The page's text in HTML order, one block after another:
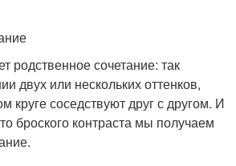
родственное сочетание: так
двух или нескольких оттенков,
круге соседствуют друг с другом. И
броского контраста мы получаем